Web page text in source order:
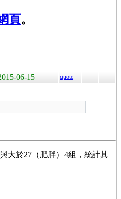
頁。
06-15 quote
大於27（肥胖）4組，統計其